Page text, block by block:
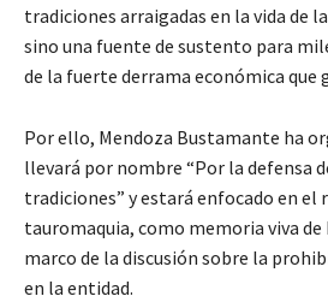
tradiciones arraigadas en la vida de
sino una fuente de sustento para
de la fuerte derrama económica que
Por ello, Mendoza Bustamante ha
llevará por nombre “Por la defensa
tradiciones” y estará enfocado en el
tauromaquia, como memoria viva
marco de la discusión sobre la
en la entidad.